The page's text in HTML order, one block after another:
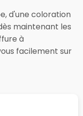
d'une coloration
maintenant les
à
facilement sur